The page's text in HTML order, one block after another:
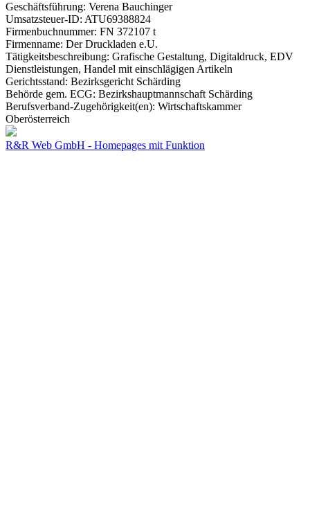
Geschäftsführung: Verena Bauchinger
Umsatzsteuer-ID: ATU69388824
Firmenbuchnummer: FN 372107 t
Firmenname: Der Druckladen e.U.
Tätigkeitsbeschreibung: Grafische Gestaltung, Digitaldruck, EDV
Dienstleistungen, Handel mit einschlägigen Artikeln
Gerichtsstand: Bezirksgericht Schärding
Behörde gem. ECG: Bezirkshauptmannschaft Schärding
Berufsverband-Zugehörigkeit(en): Wirtschaftskammer
Oberösterreich
R&R Web GmbH - Homepages mit Funktion